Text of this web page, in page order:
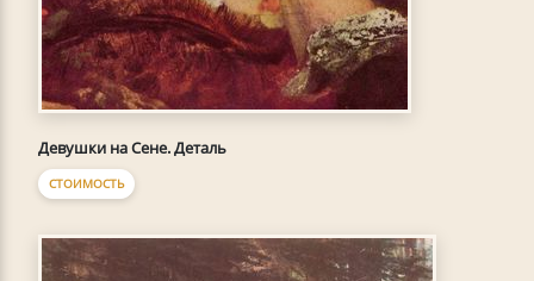
Девушки на Сене. Деталь
СТОИМОСТЬ